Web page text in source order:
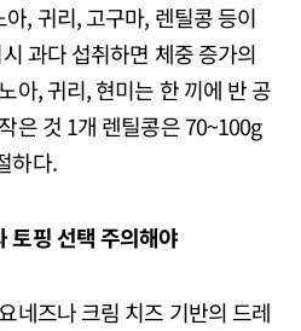
, 귀리, 고구마, 렌틸콩 등이
과다 섭취하면 체중 증가의
아, 귀리, 현미는 한 끼에 반 공
은 것 1개 렌틸콩은 70~100g
하다.
토핑 선택 주의해야
네즈나 크림 치즈 기반의 드레